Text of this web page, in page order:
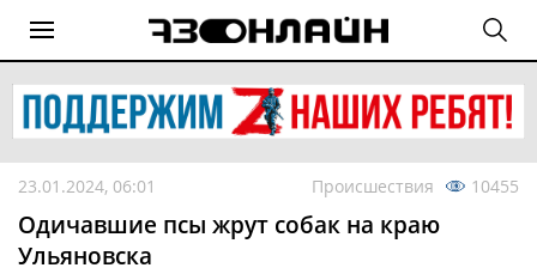
23.01.2024, 06:01 Происшествия 10455
Одичавшие псы жрут собак на краю
Ульяновска